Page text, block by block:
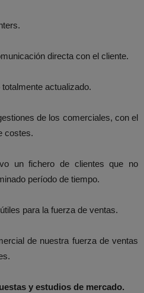
directa con el cliente.
actualizado.
de los comerciales, con el
costes.
un fichero de clientes que no
período de tiempo.
para la fuerza de ventas.
de nuestra fuerza de ventas
y estudios de mercado.